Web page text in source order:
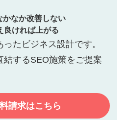
かなか改善しない
良ければ上がる
たビジネス設計です。
結するSEO施策をご提案
請求はこちら